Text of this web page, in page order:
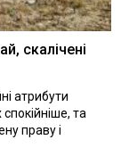
скалічені
атрибути
та
праву і